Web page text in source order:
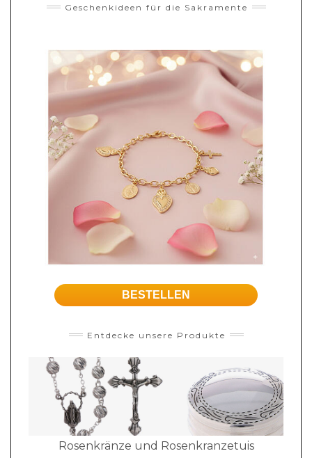
Geschenkideen für die Sakramente
BESTELLEN
Entdecke unsere Produkte
Rosenkränze und Rosenkranzetuis